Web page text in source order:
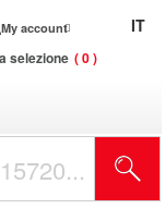
My account
selezione 0
IT